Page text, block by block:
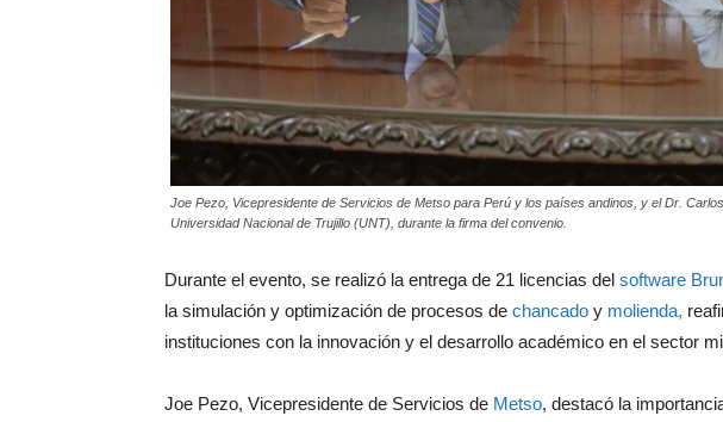
Joe Pezo, Vicepresidente de Servicios de Metso para Perú y los países andinos, y el Dr.
Universidad Nacional de Trujillo (UNT), durante la firma del convenio.
Durante el evento, se realizó la entrega de 21 licencias del software
la simulación y optimización de procesos de chancado y molienda,
instituciones con la innovación y el desarrollo académico en el sector
Joe Pezo, Vicepresidente de Servicios de Metso, destacó la